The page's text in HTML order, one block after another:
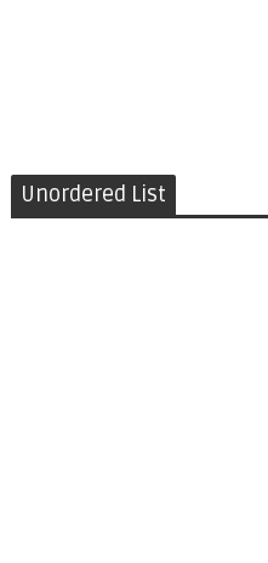
Unordered List